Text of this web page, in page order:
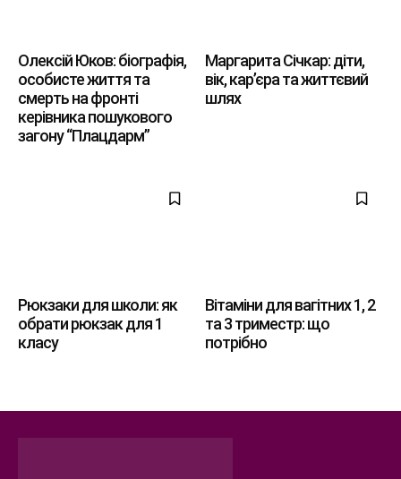
Олексій Юков: біографія,
особисте життя та
смерть на фронті
керівника пошукового
загону “Плацдарм”
Маргарита Січкар: діти,
вік, кар’єра та життєвий
шлях
Рюкзаки для школи: як
обрати рюкзак для 1
класу
Вітаміни для вагітних 1, 2
та 3 триместр: що
потрібно